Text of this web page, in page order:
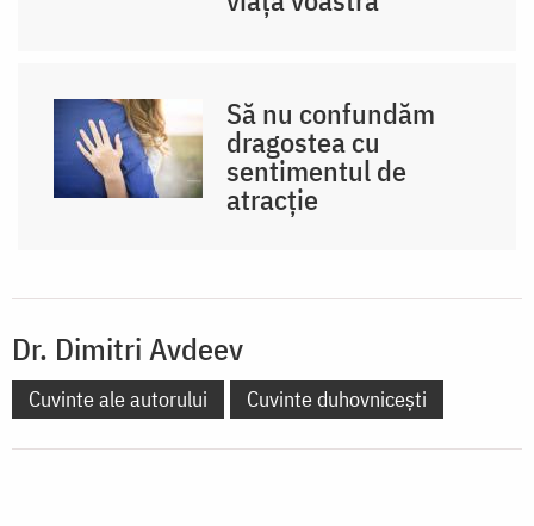
Să nu confundăm
dragostea cu
sentimentul de
atracție
Dr. Dimitri Avdeev
Cuvinte ale autorului Cuvinte duhovnicești